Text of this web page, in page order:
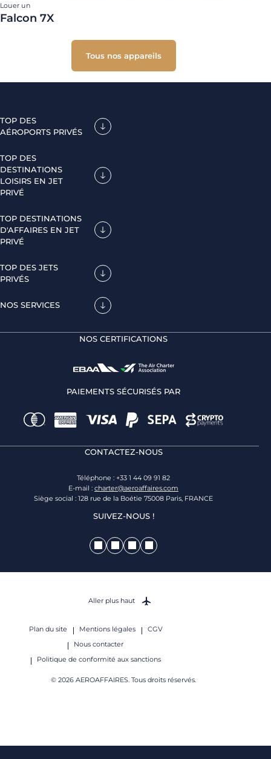
Louer un
Falcon 7X
Tous nos appareils
TOP DES
AÉROPORTS PRIVÉS
TOP DES
DESTINATIONS
LOISIRS EN JET
PRIVÉ
TOP DESTINATIONS
D'AFFAIRES EN JET
PRIVÉ
TOP DES JETS
PRIVÉS
NOS SERVICES
NOS CERTIFICATIONS
PAIEMENTS SÉCURISÉS PAR
CONTACTEZ-NOUS
Téléphone : +33 1 44 09 91 82
E-mail : charter@aeroaffaires.com
Siège social : 128 rue de la Boétie 75008 Paris, FRANCE
SUIVEZ-NOUS !
Plan du site Mentions légales
CGV
Nous contacter
Politique de conformité aux sanctions
© 2026 AEROAFFAIRES. Tous droits réservés.
Aller plus haut